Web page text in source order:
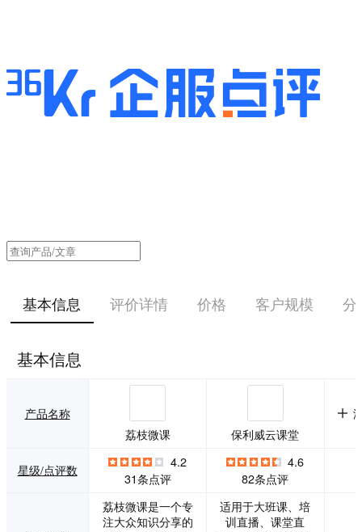
基本信息 评价详情 价格 客户规模 分
基本信息
产品名称
荔枝微课
保利威云课堂
星级/点评数
4.2
31条点评
4.6
82条点评
荔枝微课是一个专
注大众知识分享的
适用于大班课、培
训直播、课堂直